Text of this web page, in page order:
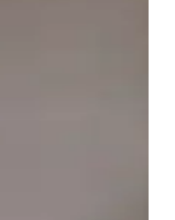
riprendono
due
il bordo